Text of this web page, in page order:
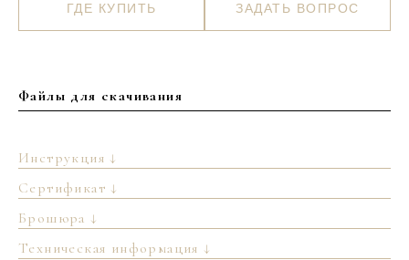
ГДЕ КУПИТЬ ЗАДАТЬ ВОПРОС
Файлы для скачивания
Инструкция ↓
Сертификат ↓
Брошюра ↓
Техническая информация ↓